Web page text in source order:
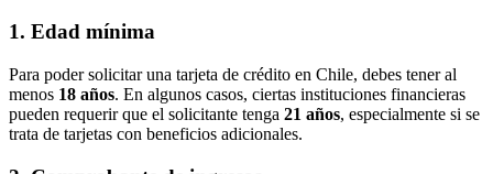
1. Edad mínima
Para poder solicitar una tarjeta de crédito en Chile, debes tener al
menos 18 años. En algunos casos, ciertas instituciones financieras
pueden requerir que el solicitante tenga 21 años, especialmente si se
trata de tarjetas con beneficios adicionales.